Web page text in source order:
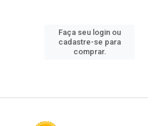
Faça seu login ou
cadastre-se para
comprar.